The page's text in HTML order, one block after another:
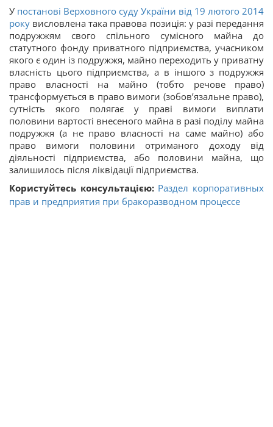
У постанові Верховного суду України від 19 лютого 2014
року висловлена така правова позиція: у разі передання
подружжям свого спільного сумісного майна до
статутного фонду приватного підприємства, учасником
якого є один із подружжя, майно переходить у приватну
власність цього підприємства, а в іншого з подружжя
право власності на майно (тобто речове право)
трансформується в право вимоги (зобов’язальне право),
сутність якого полягає у праві вимоги виплати
половини вартості внесеного майна в разі поділу майна
подружжя (а не право власності на саме майно) або
право вимоги половини отриманого доходу від
діяльності підприємства, або половини майна, що
залишилось після ліквідації підприємства.
Користуйтесь консультацією: Раздел корпоративных
прав и предприятия при бракоразводном процессе